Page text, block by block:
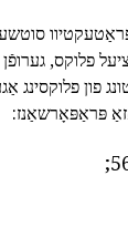
פלוקס,
פּראַפּאָרשאַנז: